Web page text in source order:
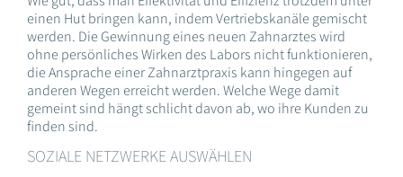
einen Hut bringen kann, indem Vertriebskanäle gemischt
werden. Die Gewinnung eines neuen Zahnarztes wird
ohne persönliches Wirken des Labors nicht funktionieren,
die Ansprache einer Zahnarztpraxis kann hingegen auf
anderen Wegen erreicht werden. Welche Wege damit
gemeint sind hängt schlicht davon ab, wo ihre Kunden zu
finden sind.
SOZIALE NETZWERKE AUSWÄHLEN